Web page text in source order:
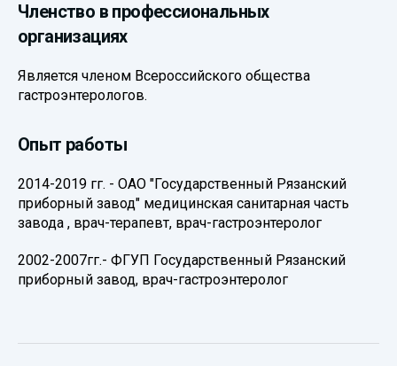
Членство в профессиональных
организациях
Является членом Всероссийского общества
гастроэнтерологов.
Опыт работы
2014-2019 гг. - ОАО "Государственный Рязанский
приборный завод" медицинская санитарная часть
завода , врач-терапевт, врач-гастроэнтеролог
2002-2007гг.- ФГУП Государственный Рязанский
приборный завод, врач-гастроэнтеролог